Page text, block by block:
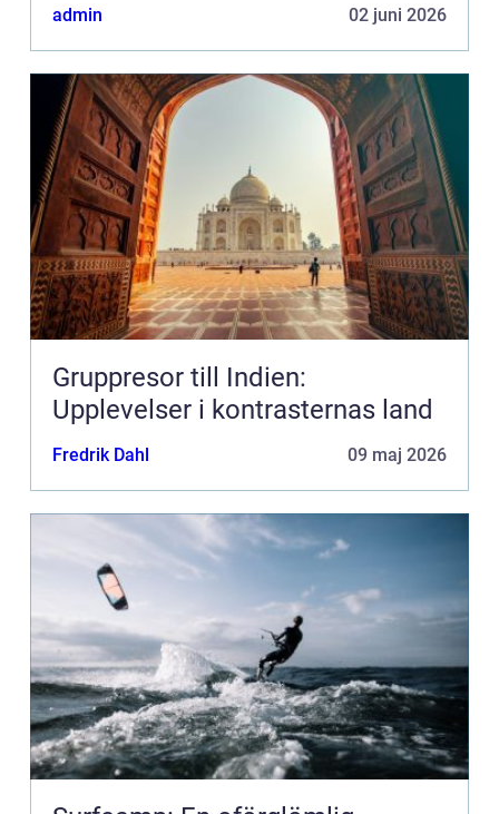
admin 02 juni 2026
Gruppresor till Indien:
Upplevelser i kontrasternas land
Fredrik Dahl 09 maj 2026